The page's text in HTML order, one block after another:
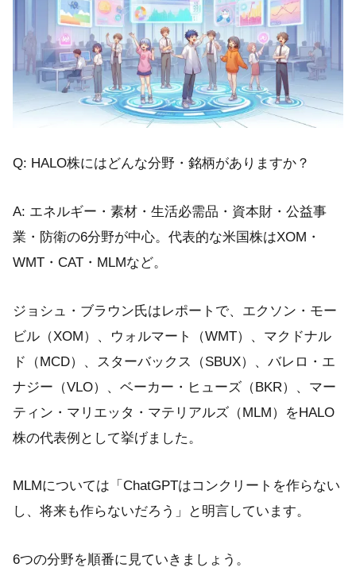
Q: HALO株にはどんな分野・銘柄がありますか？
A: エネルギー・素材・生活必需品・資本財・公益事
業・防衛の6分野が中心。代表的な米国株はXOM・
WMT・CAT・MLMなど。
ジョシュ・ブラウン氏はレポートで、エクソン・モー
ビル（XOM）、ウォルマート（WMT）、マクドナル
ド（MCD）、スターバックス（SBUX）、バレロ・エ
ナジー（VLO）、ベーカー・ヒューズ（BKR）、マー
ティン・マリエッタ・マテリアルズ（MLM）をHALO
株の代表例として挙げました。
MLMについては「ChatGPTはコンクリートを作らない
し、将来も作らないだろう」と明言しています。
6つの分野を順番に見ていきましょう。